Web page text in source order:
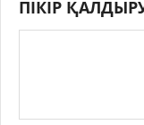
ПІКІР